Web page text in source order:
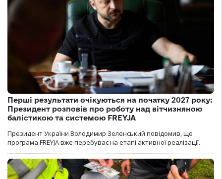
Перші результати очікуються на початку 2027 року:
Президент розповів про роботу над вітчизняною
балістикою та системою FREYJA
Президент України Володимир Зеленський повідомив, що
програма FREYJA вже перебуває на етапі активної реалізації.